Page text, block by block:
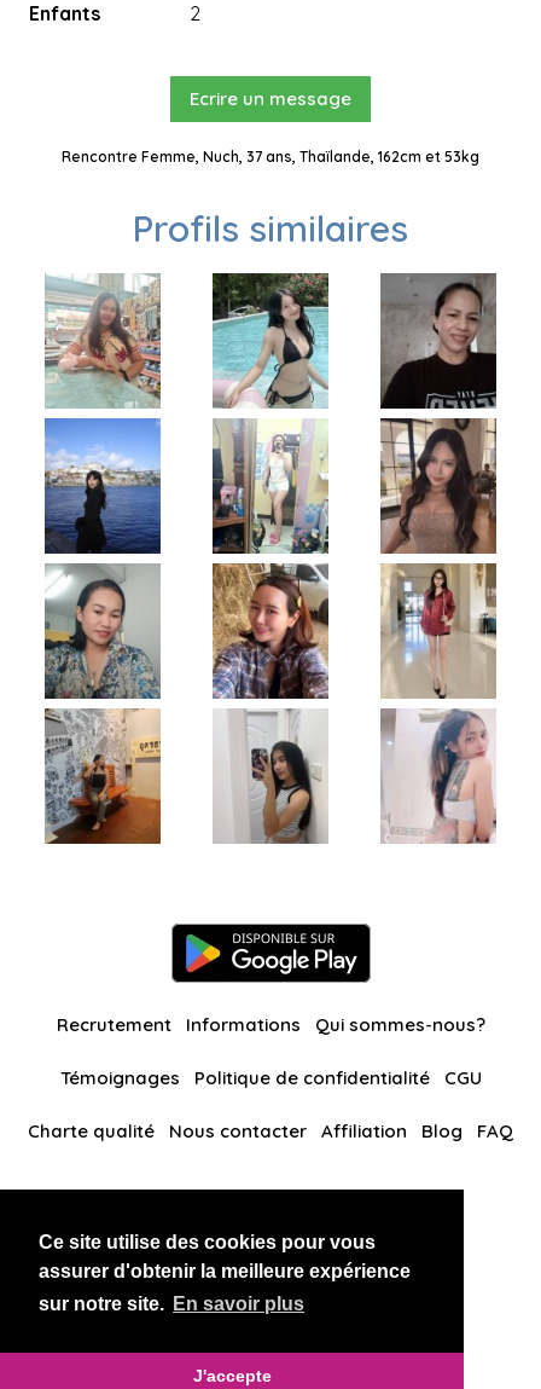
Ce site utilise des cookies pour vous
assurer d'obtenir la meilleure expérience
sur notre site. En savoir plus
J'accepte
Enfants 2
Ecrire un message
Rencontre Femme, Nuch, 37 ans, Thaïlande, 162cm et 53kg
Profils similaires
Recrutement Informations Qui sommes-nous?
Témoignages Politique de confidentialité CGU
Charte qualité Nous contacter Affiliation Blog FAQ
BlackAndBeauties RussianKisses